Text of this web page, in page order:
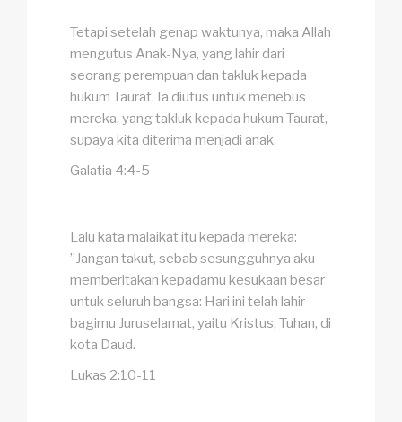
Tetapi setelah genap waktunya, maka Allah
mengutus Anak-Nya, yang lahir dari
seorang perempuan dan takluk kepada
hukum Taurat. Ia diutus untuk menebus
mereka, yang takluk kepada hukum Taurat,
supaya kita diterima menjadi anak.
Galatia 4:4-5
Lalu kata malaikat itu kepada mereka:
”Jangan takut, sebab sesungguhnya aku
memberitakan kepadamu kesukaan besar
untuk seluruh bangsa: Hari ini telah lahir
bagimu Juruselamat, yaitu Kristus, Tuhan, di
kota Daud.
Lukas 2:10-11